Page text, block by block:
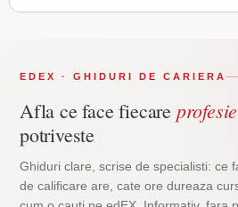
EDEX · GHIDURI DE CARIERA
Afla ce face fiecare profesie
potriveste
Ghiduri clare, scrise de specialisti: ce
de calificare are, cate ore dureaza